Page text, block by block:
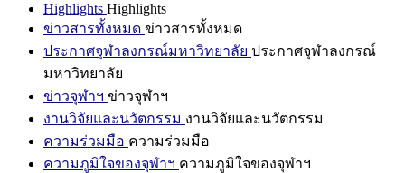
Highlights Highlights
ข่าวสารทั้งหมด ข่าวสารทั้งหมด
ประกาศจุฬาลงกรณ์มหาวิทยาลัย ประกาศจุฬาลงกรณ์
มหาวิทยาลัย
ข่าวจุฬาฯ ข่าวจุฬาฯ
งานวิจัยและนวัตกรรม งานวิจัยและนวัตกรรม
ความร่วมมือ ความร่วมมือ
ความภูมิใจของจุฬาฯ ความภูมิใจของจุฬาฯ